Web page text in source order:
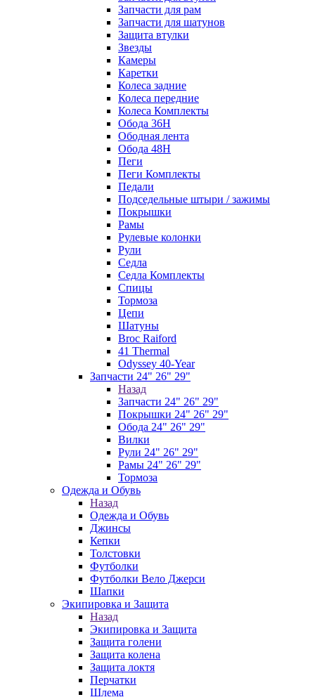
Запчасти для рам
Запчасти для шатунов
Защита втулки
Звезды
Камеры
Каретки
Колеса задние
Колеса передние
Колеса Комплекты
Обода 36H
Ободная лента
Обода 48H
Пеги
Пеги Комплекты
Педали
Подседельные штыри / зажимы
Покрышки
Рамы
Рулевые колонки
Рули
Седла
Седла Комплекты
Спицы
Тормоза
Цепи
Шатуны
Broc Raiford
41 Thermal
Odyssey 40-Year
Запчасти 24" 26" 29"
Назад
Запчасти 24" 26" 29"
Покрышки 24" 26" 29"
Обода 24" 26" 29"
Вилки
Рули 24" 26" 29"
Рамы 24" 26" 29"
Тормоза
Одежда и Обувь
Назад
Одежда и Обувь
Джинсы
Кепки
Толстовки
Футболки
Футболки Вело Джерси
Шапки
Экипировка и Защита
Назад
Экипировка и Защита
Защита голени
Защита колена
Защита локтя
Перчатки
Шлема